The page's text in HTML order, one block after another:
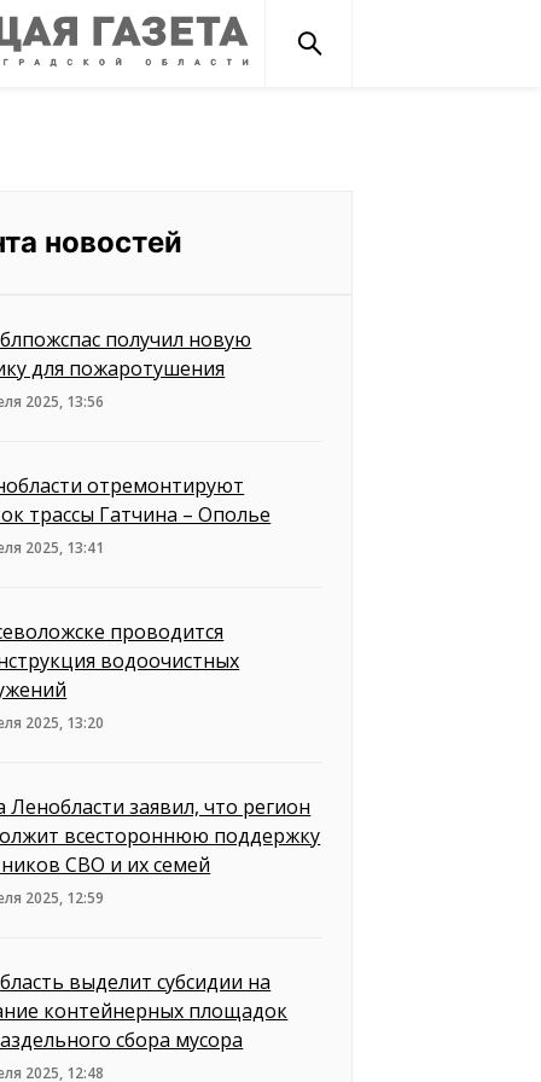
новостей
получил новую
для пожаротушения
2025, 13:56
отремонтируют
трассы Гатчина – Ополье
2025, 13:41
проводится
водоочистных
2025, 13:20
Ленобласти заявил, что регион
всестороннюю поддержку
СВО и их семей
2025, 12:59
выделит субсидии на
контейнерных площадок
сбора мусора
2025, 12:48